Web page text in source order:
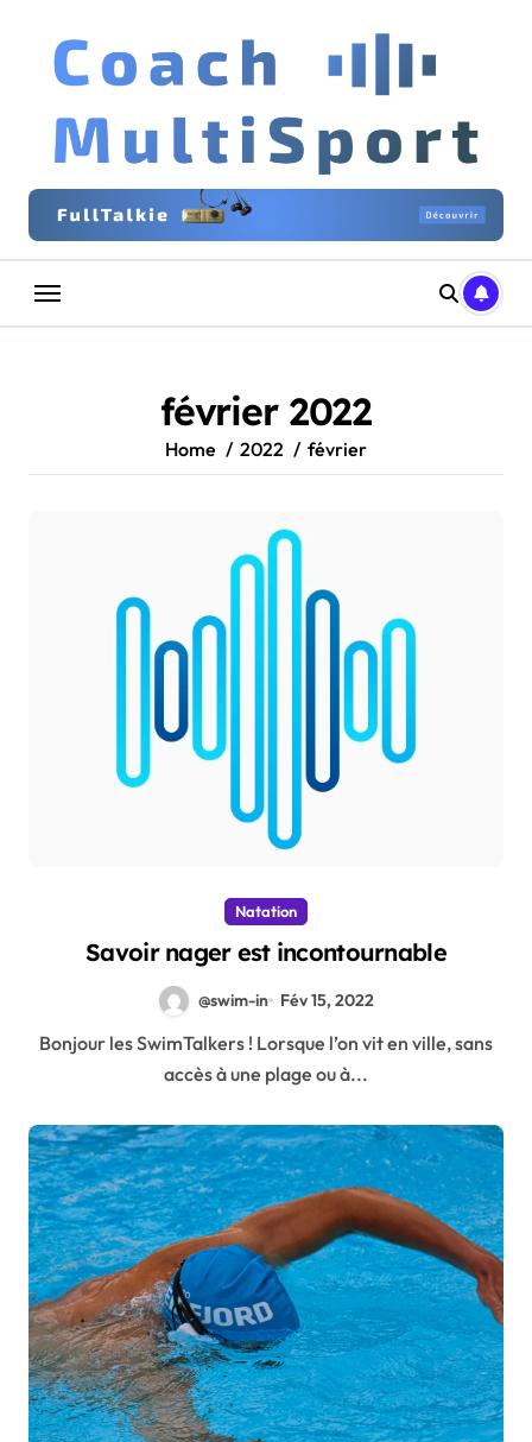
content
février 2022
Home 2022 février
Natation
Savoir nager est incontournable
@swim-in Fév 15, 2022
Bonjour les SwimTalkers ! Lorsque l’on vit en ville, sans
accès à une plage ou à...